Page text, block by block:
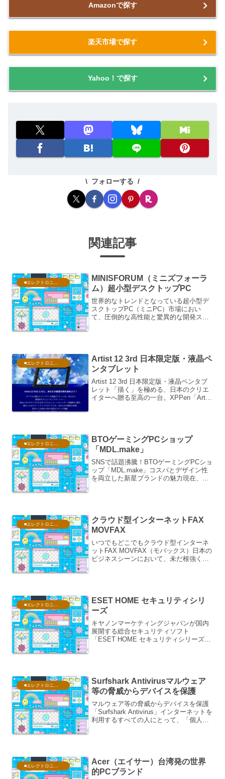
Amazonで探す
楽天市場で探す
Yahoo！で探す
フォローする
関連記事
■エレクトロニクス・PC
MINISFORUM（ミニズフォーラ
ム）超小型デスクトップPC
世界的なトレンドとなっている超小型デ
スクトップPC（ミニPC）市場におい
て、圧倒的な高性能と驚異的な開発スピ
■エレクトロニクス・PC
Artist 12 3rd 日本限定版・液晶ペ
ンタブレット
Artist 12 3rd 日本限定版・液晶ペンタブ
レット「描く」を極める、日本のクリエ
イターへ贈る至高の一台。XPPen「Artist
■エレクトロニクス・PC
BTOゲーミングPCショップ
「MDL.make」
SNSで話題沸騰！BTOゲーミングPCショ
ップ「MDL.make」コスパとデザイン性
を両立した新星ブランドの魅力現在、
■エレクトロニクス・PC
クラウド型インターネットFAX
MOVFAX
いつでもどこでもクラウド型インターネ
ットFAX MOVFAX（モバックス）日本の
ビジネスシーンにおいて、未だ根強く活
■エレクトロニクス・PC
ESET HOME セキュリティシリ
ーズ
キヤノンマーケティングジャパンが国内
展開する総合セキュリティソフト
「ESET HOME セキュリティシリーズ」
■エレクトロニクス・PC
Surfshark Antivirusマルウェア
等の脅威からデバイスを保護
マルウェア等の脅威からデバイスを保護
「Surfshark Antivirus」インターネットを
利用するすべての人にとって、「個人情
■エレクトロニクス・PC
Acer（エイサー）台湾発の世界
的PCブランド